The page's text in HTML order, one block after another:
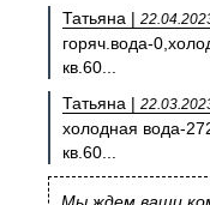
Татьяна |
горяч.вода-
кв.60...
Татьяна |
холодная вода-
кв.60...